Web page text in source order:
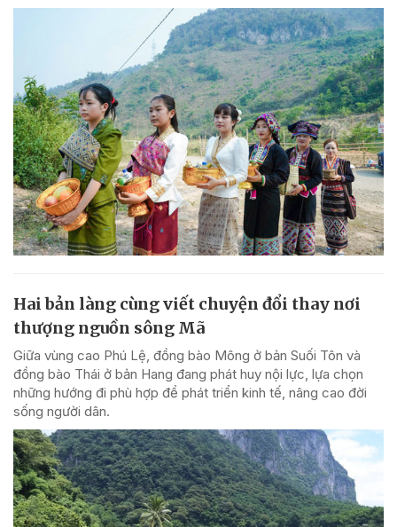
Hai bản làng cùng viết chuyện đổi thay nơi
thượng nguồn sông Mã
Giữa vùng cao Phú Lệ, đồng bào Mông ở bản Suối Tôn và
đồng bào Thái ở bản Hang đang phát huy nội lực, lựa chọn
những hướng đi phù hợp để phát triển kinh tế, nâng cao đời
sống người dân.